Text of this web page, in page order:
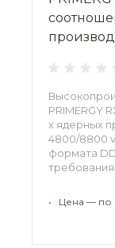
PRIMERGY
х ядерных
4800/8800
формата
• Цена — по